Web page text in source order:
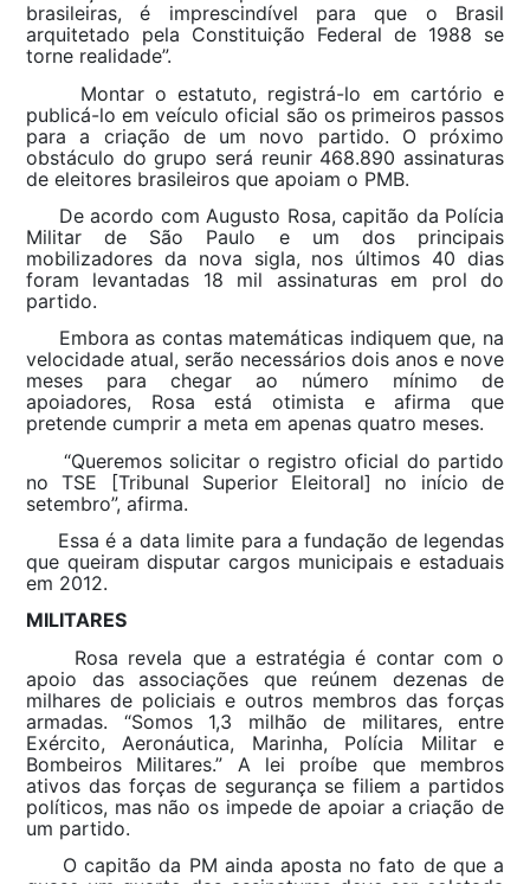
brasileiras, é imprescindível para que o Brasil
arquitetado pela Constituição Federal de 1988 se
torne realidade”.
Montar o estatuto, registrá-lo em cartório e
publicá-lo em veículo oficial são os primeiros passos
para a criação de um novo partido. O próximo
obstáculo do grupo será reunir 468.890 assinaturas
de eleitores brasileiros que apoiam o PMB.
De acordo com Augusto Rosa, capitão da Polícia
Militar de São Paulo e um dos principais
mobilizadores da nova sigla, nos últimos 40 dias
foram levantadas 18 mil assinaturas em prol do
partido.
Embora as contas matemáticas indiquem que, na
velocidade atual, serão necessários dois anos e nove
meses para chegar ao número mínimo de
apoiadores, Rosa está otimista e afirma que
pretende cumprir a meta em apenas quatro meses.
“Queremos solicitar o registro oficial do partido
no TSE [Tribunal Superior Eleitoral] no início de
setembro”, afirma.
Essa é a data limite para a fundação de legendas
que queiram disputar cargos municipais e estaduais
em 2012.
MILITARES
Rosa revela que a estratégia é contar com o
apoio das associações que reúnem dezenas de
milhares de policiais e outros membros das forças
armadas. “Somos 1,3 milhão de militares, entre
Exército, Aeronáutica, Marinha, Polícia Militar e
Bombeiros Militares.” A lei proíbe que membros
ativos das forças de segurança se filiem a partidos
políticos, mas não os impede de apoiar a criação de
um partido.
O capitão da PM ainda aposta no fato de que a